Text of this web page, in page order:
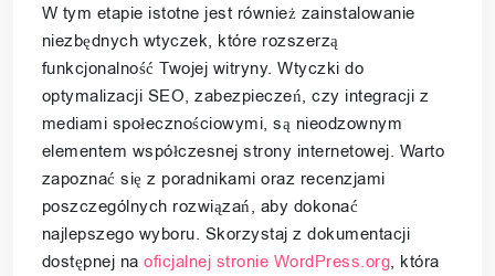
W tym etapie istotne jest również zainstalowanie
niezbędnych wtyczek, które rozszerzą
funkcjonalność Twojej witryny. Wtyczki do
optymalizacji SEO, zabezpieczeń, czy integracji z
mediami społecznościowymi, są nieodzownym
elementem współczesnej strony internetowej. Warto
zapoznać się z poradnikami oraz recenzjami
poszczególnych rozwiązań, aby dokonać
najlepszego wyboru. Skorzystaj z dokumentacji
dostępnej naoficjalnej stronie WordPress.org, która